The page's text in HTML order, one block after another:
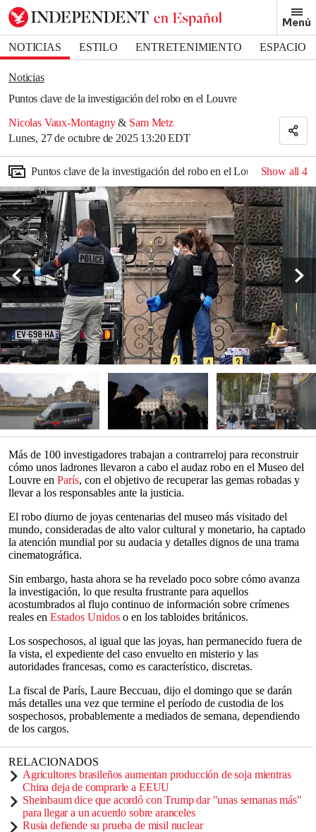
Menú
NOTICIAS ESTILO ENTRETENIMIENTO
ESPACIO
DEPORTES
Noticias
Puntos clave de la investigación del robo en el Louvre
Nicolas Vaux-Montagny & Sam Metz
Lunes, 27 de octubre de 2025 13:20 EDT
Bookmark popover
Removed from bookmarks
Close popover
Puntos clave de la investigación del robo en el LouvreShow all4
Más de 100 investigadores trabajan a contrarreloj para reconstruir
cómo unos ladrones llevaron a cabo el audaz robo en el Museo del
Louvre en París, con el objetivo de recuperar las gemas robadas y
llevar a los responsables ante la justicia.
El robo diurno de joyas centenarias del museo más visitado del
mundo, consideradas de alto valor cultural y monetario, ha captado
la atención mundial por su audacia y detalles dignos de una trama
cinematográfica.
Sin embargo, hasta ahora se ha revelado poco sobre cómo avanza
la investigación, lo que resulta frustrante para aquellos
acostumbrados al flujo continuo de información sobre crímenes
reales en Estados Unidos o en los tabloides británicos.
Los sospechosos, al igual que las joyas, han permanecido fuera de
la vista, el expediente del caso envuelto en misterio y las
autoridades francesas, como es característico, discretas.
La fiscal de París, Laure Beccuau, dijo el domingo que se darán
más detalles una vez que termine el período de custodia de los
sospechosos, probablemente a mediados de semana, dependiendo
de los cargos.
RELACIONADOS
Agricultores brasileños aumentan producción de soja mientras
China deja de comprarle a EEUU
Sheinbaum dice que acordó con Trump dar "unas semanas más"
para llegar a un acuerdo sobre aranceles
Rusia defiende su prueba de misil nuclear